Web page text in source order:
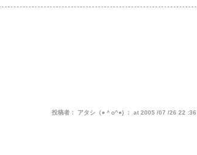
投稿者： アタシ（●＾o^●) ： at 2005 /07 /26 22 :36